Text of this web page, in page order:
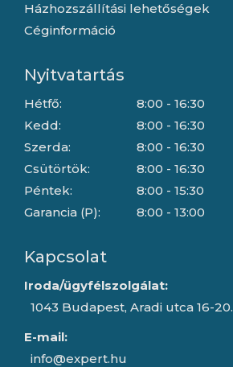
Házhozszállítási lehetőségek
Céginformáció
Nyitvatartás
Hétfő:
Kedd:
Szerda:
Csütörtök:
Péntek:
Garancia (P):
8:00 - 16:30
8:00 - 16:30
8:00 - 16:30
8:00 - 16:30
8:00 - 15:30
8:00 - 13:00
Kapcsolat
Iroda/ügyfélszolgálat:
1043 Budapest, Aradi utca 16-20.
E-mail:
info@expert.hu